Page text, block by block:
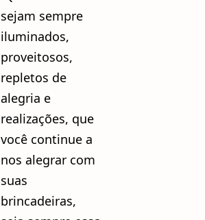
sejam sempre
iluminados,
proveitosos,
repletos de
alegria e
realizações, que
você continue a
nos alegrar com
suas
brincadeiras,